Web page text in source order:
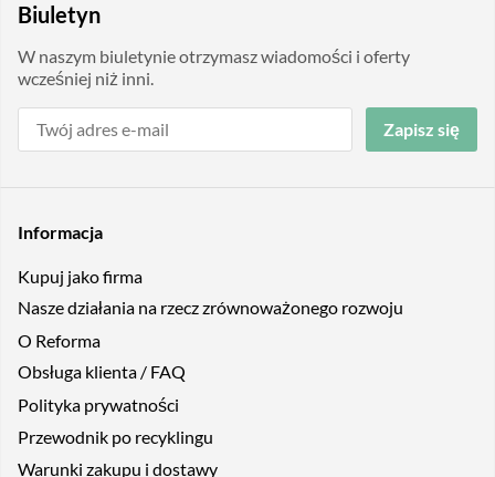
Biuletyn
W naszym biuletynie otrzymasz wiadomości i oferty
wcześniej niż inni.
Zapisz się
Informacja
Kupuj jako firma
Nasze działania na rzecz zrównoważonego rozwoju
O Reforma
Obsługa klienta / FAQ
Polityka prywatności
Przewodnik po recyklingu
Warunki zakupu i dostawy